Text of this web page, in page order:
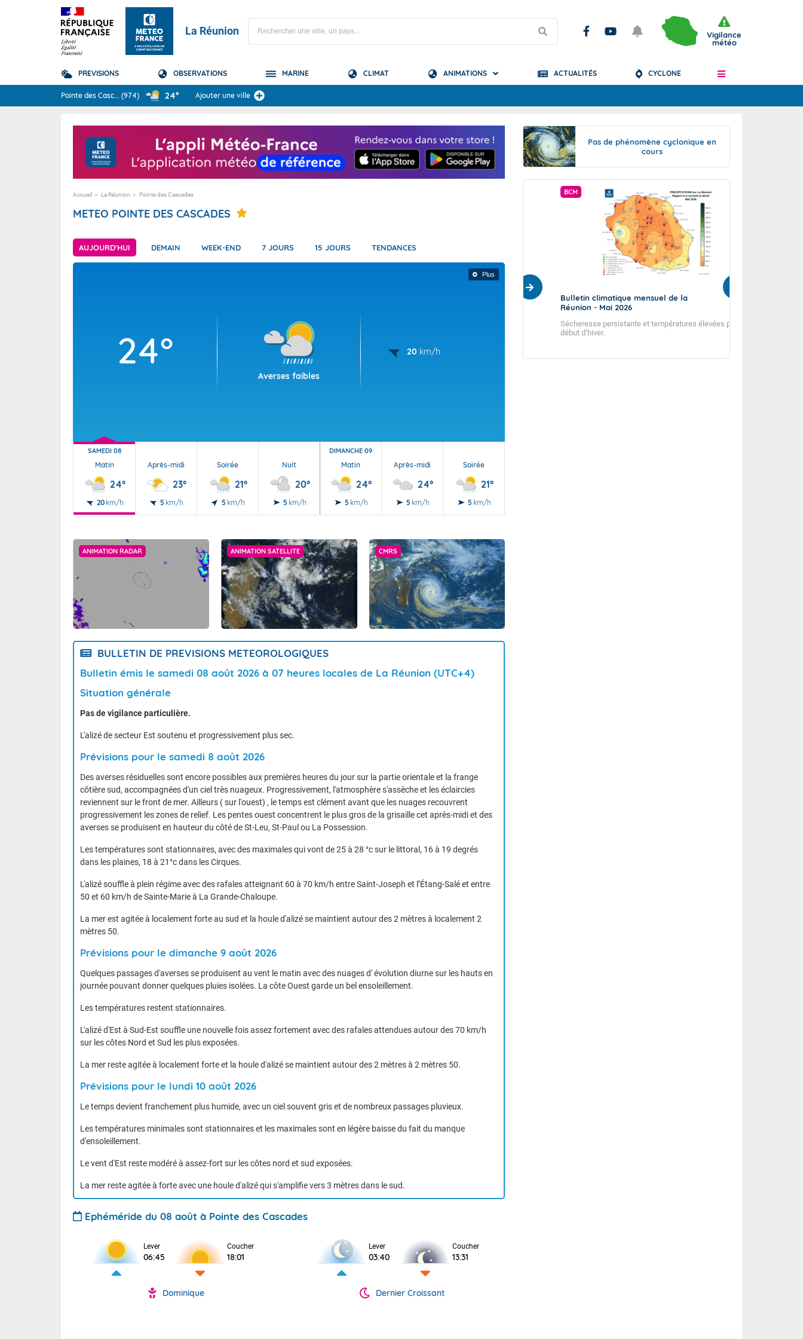
La Réunion
Prévisions
TOUS LES RÉSULTATS
Articles
Vigilance
météo
PREVISIONS OBSERVATIONS MARINE CLIMAT ANIMATIONS
La Réunion
Domaine Mascareignes
Domaine Océan Indien
ACTUALITÉS CYCLONE
Pointe des Casc... (974) 24° Ajouter une ville
Accueil La Réunion Pointe des Cascades
METEO POINTE DES CASCADES
AUJOURD'HUI DEMAIN WEEK-END 7 JOURS 15 JOURS TENDANCES
Plus
24°
Averses faibles
20 km/h
SAMEDI 08
Matin
24°
20 km/h
Après-midi
23°
5 km/h
Soirée
21°
5 km/h
Nuit
20°
5 km/h
DIMANCHE 09
Matin
24°
5 km/h
Après-midi
24°
5 km/h
Soirée
21°
5 km/h
TENDANCE MÉTÉO MENSUELLE DU 27 AVRIL AU 24 MAI 2026
VIGILANCE ROUGE
ANIMATION RADAR ANIMATION SATELLITE CMRS
BULLETIN DE PREVISIONS METEOROLOGIQUES
Bulletin émis le samedi 08 août 2026 à 07 heures locales de La Réunion (UTC+4)
Situation générale
Pas de vigilance particulière.
L'alizé de secteur Est soutenu et progressivement plus sec.
Prévisions pour le samedi 8 août 2026
Des averses résiduelles sont encore possibles aux premières heures du jour sur la partie orientale et la frange
côtière sud, accompagnées d'un ciel très nuageux. Progressivement, l'atmosphère s'assèche et les éclaircies
reviennent sur le front de mer. Ailleurs ( sur l'ouest) , le temps est clément avant que les nuages recouvrent
progressivement les zones de relief. Les pentes ouest concentrent le plus gros de la grisaille cet après-midi et des
averses se produisent en hauteur du côté de St-Leu, St-Paul ou La Possession.
Les températures sont stationnaires, avec des maximales qui vont de 25 à 28 °c sur le littoral, 16 à 19 degrés
dans les plaines, 18 à 21°c dans les Cirques.
L'alizé souffle à plein régime avec des rafales atteignant 60 à 70 km/h entre Saint-Joseph et l’Étang-Salé et entre
50 et 60 km/h de Sainte-Marie à La Grande-Chaloupe.
La mer est agitée à localement forte au sud et la houle d'alizé se maintient autour des 2 mètres à localement 2
mètres 50.
Prévisions pour le dimanche 9 août 2026
Quelques passages d'averses se produisent au vent le matin avec des nuages d' évolution diurne sur les hauts en
journée pouvant donner quelques pluies isolées. La côte Ouest garde un bel ensoleillement.
Les températures restent stationnaires.
L'alizé d'Est à Sud-Est souffle une nouvelle fois assez fortement avec des rafales attendues autour des 70 km/h
sur les côtes Nord et Sud les plus exposées.
La mer reste agitée à localement forte et la houle d'alizé se maintient autour des 2 mètres à 2 mètres 50.
Prévisions pour le lundi 10 août 2026
Le temps devient franchement plus humide, avec un ciel souvent gris et de nombreux passages pluvieux.
Les températures minimales sont stationnaires et les maximales sont en légère baisse du fait du manque
d'ensoleillement.
Le vent d'Est reste modéré à assez-fort sur les côtes nord et sud exposées.
La mer reste agitée à forte avec une houle d'alizé qui s'amplifie vers 3 mètres dans le sud.
Ephéméride du 08 août à Pointe des Cascades
Lever
06:45
Coucher
18:01
Dominique
Lever
03:40
Coucher
13:31
Dernier Croissant
Pas de phénomène cyclonique en
cours
PRÉVISION SAISONNIÈRE
Prévision de Juin 2026 pour le trimestre Juillet-Août-
Températures très élevées pour un mois d’hiver
Bulletin climatique mensuel de la
Réunion - Mai 2026
Sécheresse persistante et températures élevées pour ce
début d’hiver.